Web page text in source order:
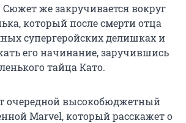
же закручивается вокруг
который после смерти отца
супергеройских делишках и
его начинание, заручившись
тайца Като.
очередной высокобюджетный
Marvel, который расскажет о